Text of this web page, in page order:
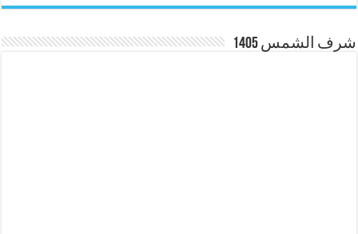
شرف الشمس 1405